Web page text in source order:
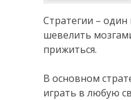
Стратегии –
шевелить
прижиться.
В основном
играть в любую